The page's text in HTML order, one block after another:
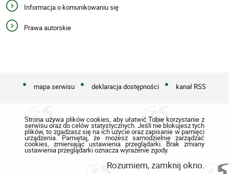
Informacja o komunikowaniu się
Prawa autorskie
mapa serwisu deklaracja dostępności kanał RSS
Strona używa plików cookies, aby ułatwić Tobie korzystanie z
serwisu oraz do celów statystycznych. Jeśli nie blokujesz tych
plików, to zgadzasz się na ich użycie oraz zapisanie w pamięci
urządzenia. Pamiętaj, że możesz samodzielnie zarządzać
cookies, zmieniając ustawienia przeglądarki. Brak zmiany
ustawienia przeglądarki oznacza wyrażenie zgody.
Rozumiem, zamknij okno.